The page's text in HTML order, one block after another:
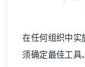
在任何组织中实
须确定最佳工具